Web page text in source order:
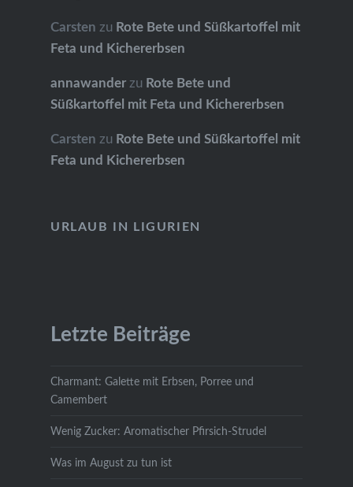
Carsten zu Rote Bete und Süßkartoffel mit
Feta und Kichererbsen
annawanderzu Rote Bete und
Süßkartoffel mit Feta und Kichererbsen
Carsten zu Rote Bete und Süßkartoffel mit
Feta und Kichererbsen
URLAUB IN LIGURIEN
Letzte Beiträge
Charmant: Galette mit Erbsen, Porree und
Camembert
Wenig Zucker: Aromatischer Pfirsich-Strudel
Was im August zu tun ist